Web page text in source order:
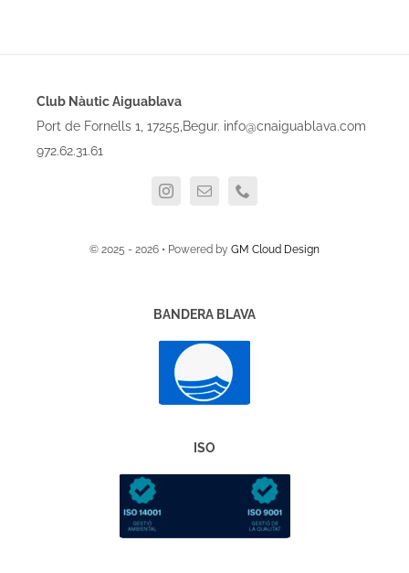
Club Nàutic Aiguablava
Port de Fornells 1, 17255,Begur. info@cnaiguablava.com
972.62.31.61
© 2025 - 2026 • Powered by GM Cloud Design
BANDERA BLAVA
ISO